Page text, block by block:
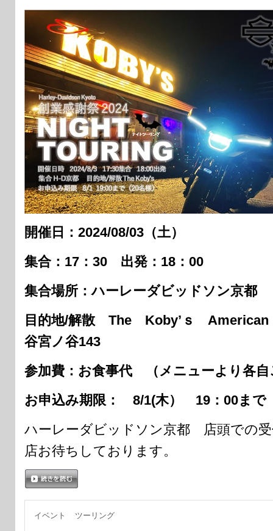
開催日：2024/08/03（土）
集合：17：30 出発：18：00
集合場所：ハーレーダビッドソン京都
目的地/解散 The Koby’ｓ American
谷宮ノ谷143
参加費：お食事代 （メニューより各自
お申込み期限： 8/1(木） 19：00ま
ハーレーダビッドソン京都 店頭での
店お待ちしております。
イベント ツーリング